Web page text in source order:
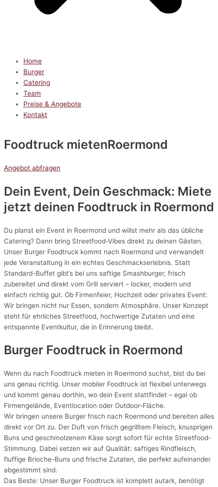
Home
Burger
Catering
Team
Preise & Angebote
Kontakt
Foodtruck mietenRoermond
Angebot abfragen
Dein Event, Dein Geschmack: Miete
jetzt deinen Foodtruck in Roermond
Du planst ein Event in Roermond und willst mehr als das übliche
Catering? Dann bring Streetfood-Vibes direkt zu deinen Gästen.
Unser Burger Foodtruck kommt nach Roermond und verwandelt
jede Veranstaltung in ein echtes Geschmackserlebnis. Statt
Standard-Buffet gibt’s bei uns saftige Smashburger, frisch
zubereitet und direkt vom Grill serviert – locker, modern und
einfach richtig gut. Ob Firmenfeier, Hochzeit oder privates Event:
Wir bringen nicht nur Essen, sondern Atmosphäre. Unser Konzept
steht für ehrliches Streetfood, hochwertige Zutaten und eine
entspannte Eventkultur, die in Erinnerung bleibt.
Burger Foodtruck in Roermond
Wenn du nach Foodtruck mieten in Roermond suchst, bist du bei
uns genau richtig. Unser mobiler Foodtruck ist flexibel unterwegs
und kommt genau dorthin, wo dein Event stattfindet – egal ob
Firmengelände, Eventlocation oder Outdoor-Fläche.
Wir bringen unsere Burger frisch nach Roermond und bereiten alles
direkt vor Ort zu. Der Duft von frisch gegrilltem Fleisch, knusprigen
Buns und geschmolzenem Käse sorgt sofort für echte Streetfood-
Stimmung. Dabei setzen wir auf Qualität: saftiges Rindfleisch,
fluffige Brioche-Buns und frische Zutaten, die perfekt aufeinander
abgestimmt sind.
Das Beste: Unser Burger Foodtruck ist komplett autark, benötigt